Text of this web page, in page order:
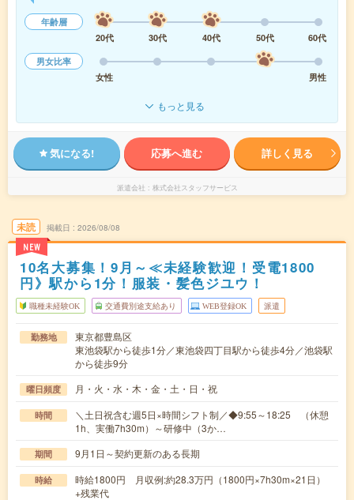
年齢層
20代
30代 40代 50代
60代
男女比率
女性
男性
もっと見る
気になる! 応募へ進む 詳しく見る
派遣会社 株式会社スタッフサービス
未読
NEW
掲載日 2026/08/08
10名大募集！9月～≪未経験歓迎！受電1800
円》駅から1分！服装・髪色ジユウ！
職種未経験OK 交通費別途支給あり WEB登録OK 派遣
勤務地
東京都豊島区
東池袋駅から徒歩1分／東池袋四丁目駅から徒歩4分／池袋駅
から徒歩9分
曜日頻度 月・火・水・木・金・土・日・祝
時間
＼土日祝含む週5日×時間シフト制／◆9:55～18:25 （休憩
1h、実働7h30m）～研修中（3か…
期間 9月1日～契約更新のある長期
時給
時給1800円 月収例:約28.3万円（1800円×7h30m×21日）
+残業代